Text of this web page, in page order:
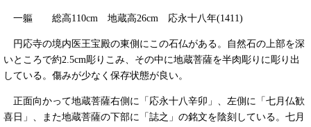
一軀 総高110cm 地蔵高26cm 応永十八年(1411)
円応寺の境内医王宝殿の東側にこの石仏がある。自然石の上部を深
いところで約2.5cm彫りこみ、その中に地蔵菩薩を半肉彫りに彫り出
している。傷みが少なく保存状態が良い。
正面向かって地蔵菩薩右側に「応永十八辛卯」、左側に「七月仏歓
喜日」、また地蔵菩薩の下部に「誌之」の銘文を陰刻している。七月